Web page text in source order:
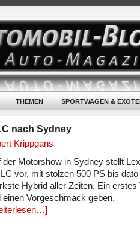
THEMEN SPORTWAGEN &
nach Sydney
Krippgans
der Motorshow in Sydney stellt
vor, mit stolzen 500 PS bis dato
Hybrid aller Zeiten. Ein erstes
einen Vorgeschmack geben.